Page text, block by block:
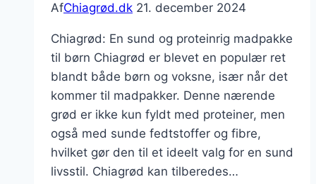
AfChiagrød.dk 21. december 2024
Chiagrød: En sund og proteinrig madpakke
til børn Chiagrød er blevet en populær ret
blandt både børn og voksne, især når det
kommer til madpakker. Denne nærende
grød er ikke kun fyldt med proteiner, men
også med sunde fedtstoffer og fibre,
hvilket gør den til et ideelt valg for en sund
livsstil. Chiagrød kan tilberedes…